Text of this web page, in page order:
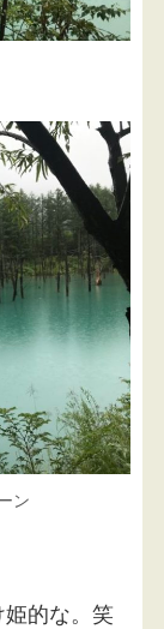
ン
的な。笑